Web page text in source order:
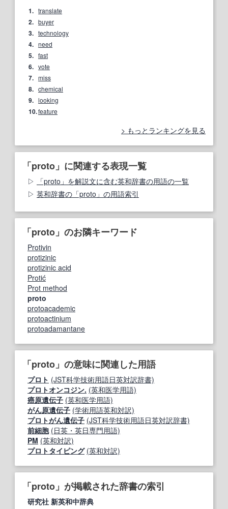
1. translate
2. buyer
3. technology
4. need
5. fast
6. vote
7. miss
8. chemical
9. looking
10.feature
もっとランキングを見る
「proto」に関連する表現一覧
「proto」を解説文に含む英和辞書の用語の一覧
英和辞書の「proto」の用語索引
「proto」のお隣キーワード
Protivin
protizinic
protizinic acid
Protić
Prot method
proto
protoacademic
protoactinium
protoadamantane
「proto」の意味に関連した用語
プロト (JST科学技術用語日英対訳辞書)
プロトオンコジン. (英和医学用語)
癌原遺伝子 (英和医学用語)
がん原遺伝子 (学術用語英和対訳)
プロトがん遺伝子 (JST科学技術用語日英対訳辞書)
前細胞 (日英・英日専門用語)
PM (英和対訳)
プロトタイピング (英和対訳)
「proto」が掲載された辞書の索引
研究社 新英和中辞典